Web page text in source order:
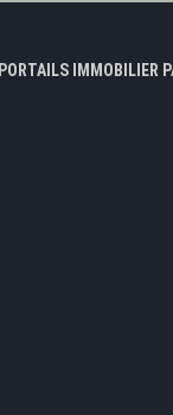
PORTAILS IMMOBILIER